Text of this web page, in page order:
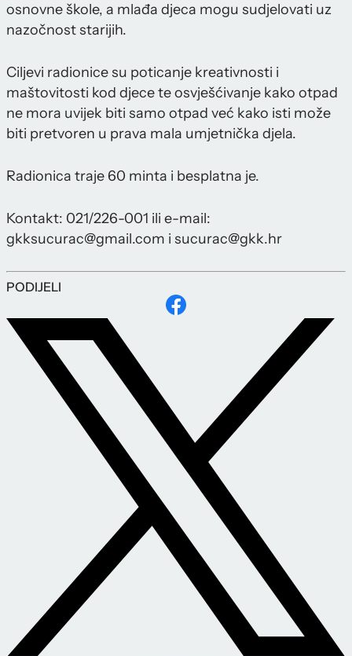
osnovne škole, a mlađa djeca mogu sudjelovati uz
nazočnost starijih.
Ciljevi radionice su poticanje kreativnosti i
maštovitosti kod djece te osvješćivanje kako otpad
ne mora uvijek biti samo otpad već kako isti može
biti pretvoren u prava mala umjetnička djela.
Radionica traje 60 minta i besplatna je.
Kontakt: 021/226-001 ili e-mail:
gkksucurac@gmail.com i sucurac@gkk.hr
PODIJELI